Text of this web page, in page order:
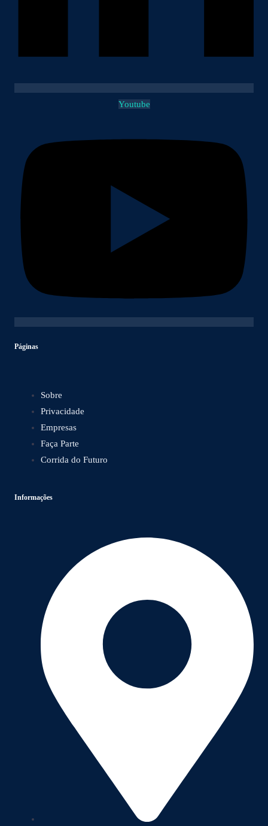
Youtube
Páginas
Sobre
Privacidade
Empresas
Faça Parte
Corrida do Futuro
Informações